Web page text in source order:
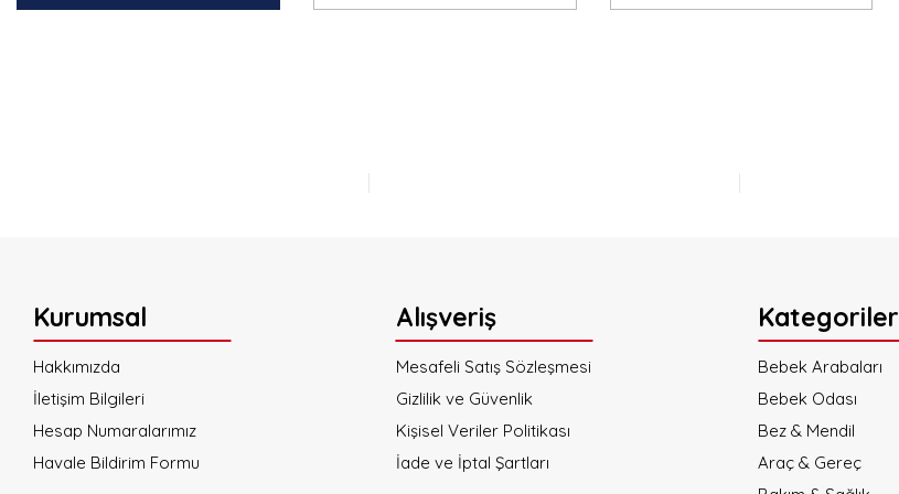
Gönder
Kurumsal
Hakkımızda
İletişim Bilgileri
Hesap Numaralarımız
Havale Bildirim Formu
Alışveriş
Mesafeli Satış Sözleşmesi
Gizlilik ve Güvenlik
Kişisel Veriler Politikası
İade ve İptal Şartları
Kategoriler
Bebek Arabaları
Bebek Odası
Bez & Mendil
Araç & Gereç